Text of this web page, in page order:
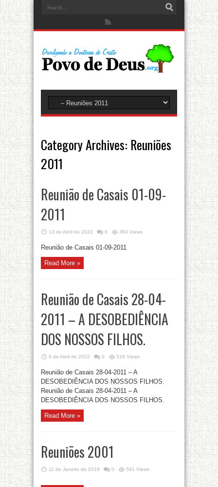
Category Archives: Reuniões
2011
Reunião de Casais 01-09-
2011
13 de Abril de 2022 0 363 Views
Reunião de Casais 01-09-2011
Read More »
Reunião de Casais 28-04-
2011 – A DESOBEDIÊNCIA
DOS NOSSOS FILHOS.
6 de Abril de 2022 0 518 Views
Reunião de Casais 28-04-2011 – A
DESOBEDIÊNCIA DOS NOSSOS FILHOS.
Reunião de Casais 28-04-2011 – A
DESOBEDIÊNCIA DOS NOSSOS FILHOS.
Read More »
Reuniões 2001
11 de Janeiro de 2019 0 591 Views